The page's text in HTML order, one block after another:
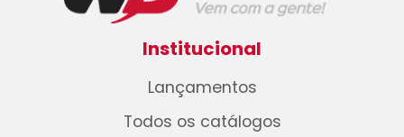
Institucional
Lançamentos
Todos os catálogos